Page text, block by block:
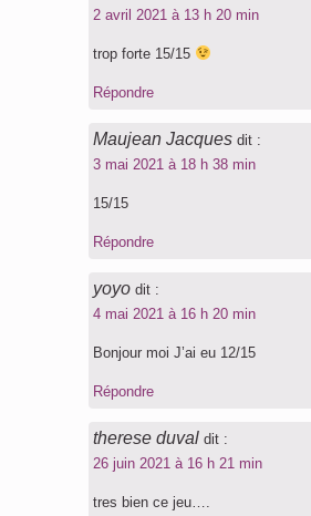
2 avril 2021 à 13 h 20 min
trop forte 15/15
Répondre
Maujean Jacques dit :
3 mai 2021 à 18 h 38 min
15/15
Répondre
yoyo dit :
4 mai 2021 à 16 h 20 min
Bonjour moi J’ai eu 12/15
Répondre
therese duval dit :
26 juin 2021 à 16 h 21 min
tres bien ce jeu….